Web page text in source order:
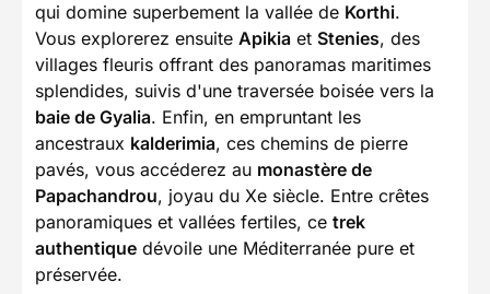
qui domine superbement la vallée de Korthi.
Vous explorerez ensuite Apikia et Stenies, des
villages fleuris offrant des panoramas maritimes
splendides, suivis d'une traversée boisée vers la
baie de Gyalia. Enfin, en empruntant les
ancestraux kalderimia, ces chemins de pierre
pavés, vous accéderez au monastère de
Papachandrou, joyau du Xe siècle. Entre crêtes
panoramiques et vallées fertiles, ce trek
authentique dévoile une Méditerranée pure et
préservée.